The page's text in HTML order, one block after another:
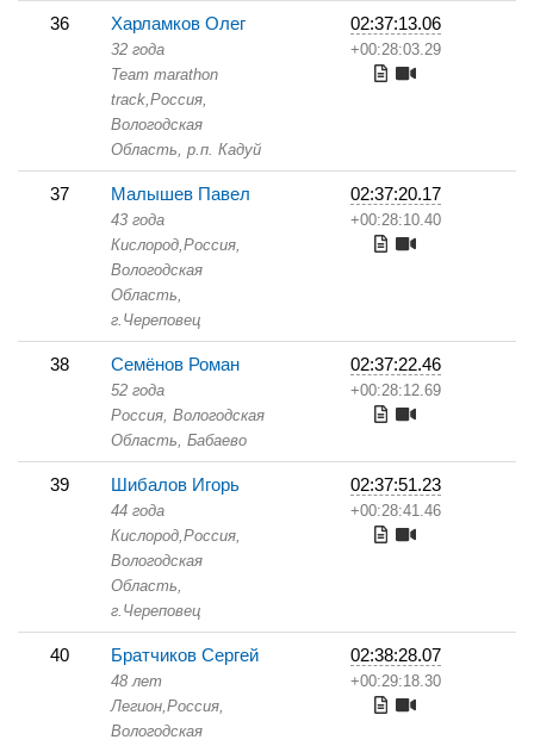
36 Харламков Олег
32 года
Team marathon
track,Россия,
Вологодская
Область, р.п. Кадуй
02:37:13.06
+00:28:03.29
37 Малышев Павел
43 года
Кислород,Россия,
Вологодская
Область,
г.Череповец
02:37:20.17
+00:28:10.40
38 Семёнов Роман
52 года
Россия, Вологодская
Область, Бабаево
02:37:22.46
+00:28:12.69
39 Шибалов Игорь
44 года
Кислород,Россия,
Вологодская
Область,
г.Череповец
02:37:51.23
+00:28:41.46
40 Братчиков Сергей
48 лет
Легион,Россия,
Вологодская
02:38:28.07
+00:29:18.30